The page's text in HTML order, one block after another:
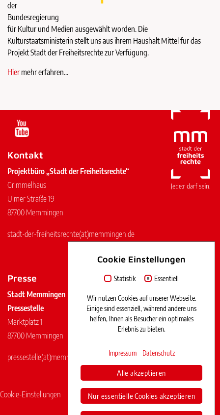
der
Bundesregierung
für Kultur und Medien ausgewählt worden. Die
Kulturstaatsministerin stellt uns aus ihrem Haushalt Mittel für das
Projekt Stadt der Freiheitsrechte zur Verfügung.
Hier mehr erfahren...
Kontakt
Projektbüro „Stadt der Freiheitsrechte“
Grimmelhaus
Ulmer Straße 19
87700 Memmingen
stadt-der-freiheitsrechte(at)memmingen.de
Presse
Stadt Memmingen
Pressestelle
Marktplatz 1
87700 Memmingen
pressestelle(at)memmingen.de
Cookie-Einstellungen Impressum Datenschutz
Cookie Einstellungen
Statistik Essentiell
Wir nutzen Cookies auf unserer Webseite.
Einige sind essenziell, während andere uns
helfen, Ihnen als Besucher ein optimales
Erlebnis zu bieten.
Impressum Datenschutz
Alle akzeptieren
Nur essentielle Cookies akzeptieren